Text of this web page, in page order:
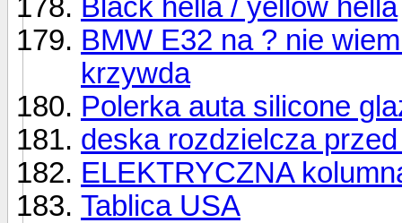
Black hella / yellow hella
BMW E32 na ? nie
krzywda
Polerka auta silicone
deska rozdzielcza
ELEKTRYCZNA
Tablica USA